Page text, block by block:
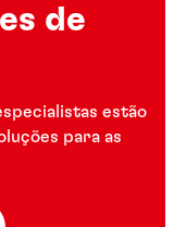
de
estão
para as